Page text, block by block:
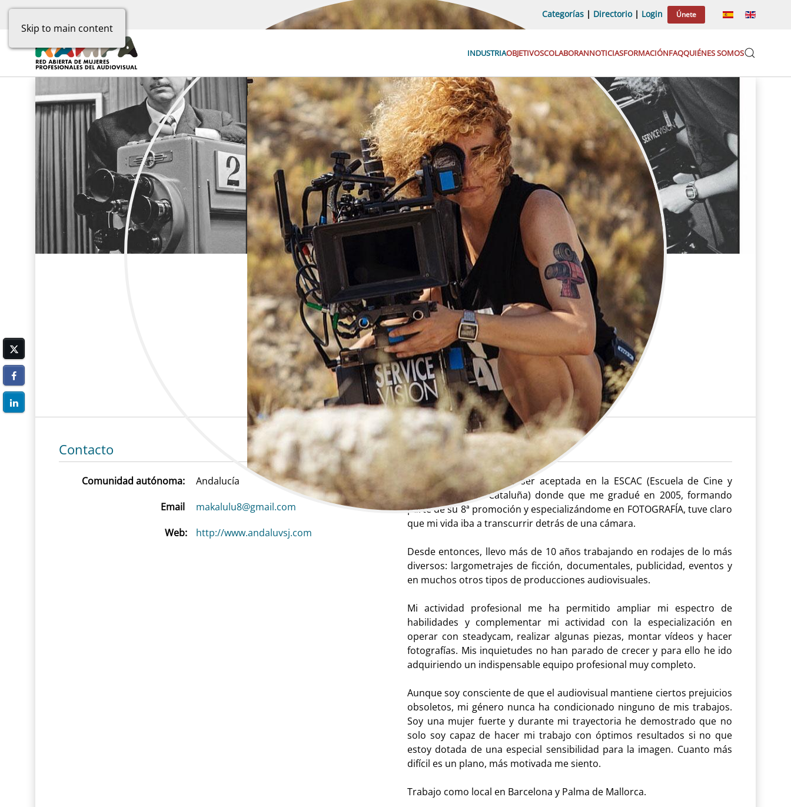
Skip to main content
Categorías | Directorio| Login Únete
INDUSTRIAOBJETIVOSCOLABORANNOTICIASFORMACIÓNFAQQUIÉNES SOMOS
Andalu Vila San Juan Mir
Cine | Cámara | Operadora de cámara
Cine, Cámara, Operadora de cámara
Contacto
Comunidad autónoma:
Andalucía
Email
makalulu8@gmail.com
Web:
http://www.andaluvsj.com
Biografía
Desde mucho antes de ser aceptada en la ESCAC (Escuela de Cine y
Audiovisuales de Cataluña) donde que me gradué en 2005, formando
parte de su 8ª promoción y especializándome en FOTOGRAFÍA, tuve claro
que mi vida iba a transcurrir detrás de una cámara.
Desde entonces, llevo más de 10 años trabajando en rodajes de lo más
diversos: largometrajes de ficción, documentales, publicidad, eventos y
en muchos otros tipos de producciones audiovisuales.
Mi actividad profesional me ha permitido ampliar mi espectro de
habilidades y complementar mi actividad con la especialización en
operar con steadycam, realizar algunas piezas, montar vídeos y hacer
fotografías. Mis inquietudes no han parado de crecer y para ello he ido
adquiriendo un indispensable equipo profesional muy completo.
Aunque soy consciente de que el audiovisual mantiene ciertos prejuicios
obsoletos, mi género nunca ha condicionado ninguno de mis trabajos.
Soy una mujer fuerte y durante mi trayectoria he demostrado que no
solo soy capaz de hacer mi trabajo con óptimos resultados si no que
estoy dotada de una especial sensibilidad para la imagen. Cuanto más
difícil es un plano, más motivada me siento.
Trabajo como local en Barcelona y Palma de Mallorca.